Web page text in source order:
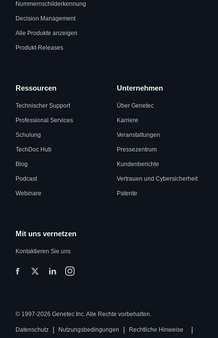
Nummernschilderkennung
Decision Management
Alle Produkte anzeigen
Produkt-Releases
Ressourcen
Technischer Support
Professional Services
Schulung
TechDoc Hub
Blog
Podcast
Webinare
Unternehmen
Über Genetec
Karriere
Veranstaltungen
Pressezentrum
Kundenberichte
Vertrauen und Cybersicherheit
Patente
Mit uns vernetzen
Kontaktieren Sie uns
© 1997-2026 Genetec Inc. Alle Rechte vorbehalten.
Datenschutz | Nutzungsbedingungen | Rechtliche Hinweise |